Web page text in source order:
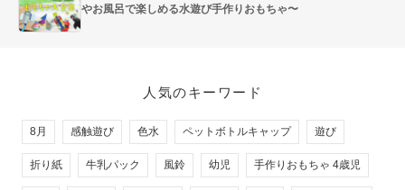
やお風呂で楽しめる水遊び手作りおもちゃ〜
人気のキーワード
8月 感触遊び 色水 ペットボトルキャップ 遊び
折り紙 牛乳パック 風鈴 幼児 手作りおもちゃ 4歳児